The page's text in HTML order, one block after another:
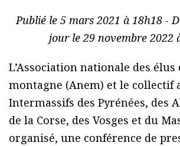
Publié le 5 mars 2021 à 18h18 -
jour le 29 novembre 2022
L’Association nationale des élus
montagne (Anem) et le collectif
Intermassifs des Pyrénées, des
de la Corse, des Vosges et du
organisé, une conférence de